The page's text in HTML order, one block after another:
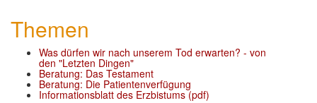
Themen
Was dürfen wir nach unserem Tod erwarten? - von
den "Letzten Dingen"
Beratung: Das Testament
Beratung: Die Patientenverfügung
Informationsblatt des Erzbistums (pdf)